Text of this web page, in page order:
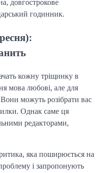
довгострокове
годинник.
кожну тріщинку в
мова любові, але для
можуть розібрати вас
Однак саме ця
редакторами,
яка поширюється на
і запропонують